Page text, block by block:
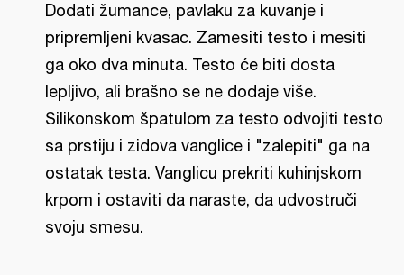
Dodati žumance, pavlaku za kuvanje i
pripremljeni kvasac. Zamesiti testo i mesiti
ga oko dva minuta. Testo će biti dosta
lepljivo, ali brašno se ne dodaje više.
Silikonskom špatulom za testo odvojiti testo
sa prstiju i zidova vanglice i "zalepiti" ga na
ostatak testa. Vanglicu prekriti kuhinjskom
krpom i ostaviti da naraste, da udvostruči
svoju smesu.